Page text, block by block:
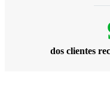
dos clientes